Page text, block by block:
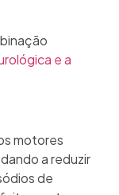
e a
motores
a reduzir
de